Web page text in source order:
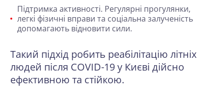
Підтримка активності. Регулярні прогулянки,
легкі фізичні вправи та соціальна залученість
допомагають відновити сили.
Такий підхід робить реабілітацію літніх
людей після COVID-19 у Києві дійсно
ефективною та стійкою.